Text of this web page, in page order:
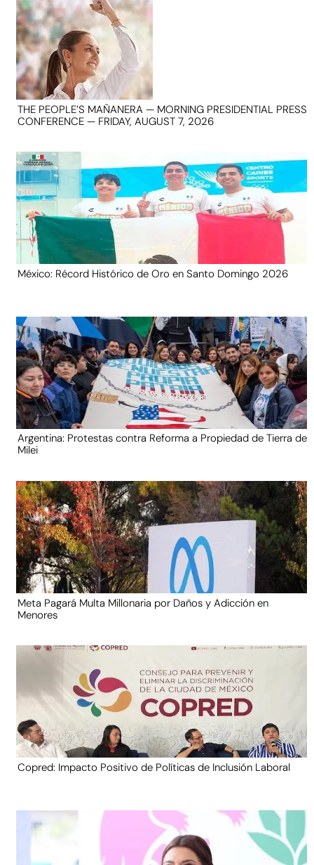
THE PEOPLE’S MAÑANERA — MORNING PRESIDENTIAL PRESS
CONFERENCE — FRIDAY, AUGUST 7, 2026
México: Récord Histórico de Oro en Santo Domingo 2026
Argentina: Protestas contra Reforma a Propiedad de Tierra de
Milei
Meta Pagará Multa Millonaria por Daños y Adicción en
Menores
Copred: Impacto Positivo de Políticas de Inclusión Laboral